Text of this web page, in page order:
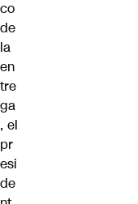
co
de
la
en
tre
ga
, el
pr
esi
de